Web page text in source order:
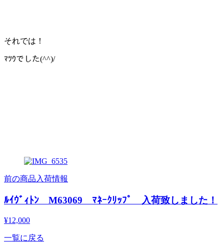
それでは！
ﾏﾂｳでした(^^)/
前の商品入荷情報
ﾙｲｳﾞｨﾄﾝ M63069 ﾏﾈｰｸﾘｯﾌﾟ 入荷致しました！
¥12,000
一覧に戻る